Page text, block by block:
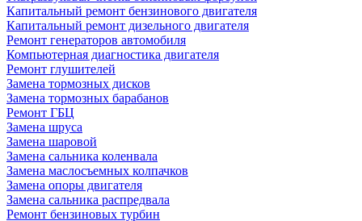
Капитальный ремонт бензинового двигателя
Капитальный ремонт дизельного двигателя
Ремонт генераторов автомобиля
Компьютерная диагностика двигателя
Ремонт глушителей
Замена тормозных дисков
Замена тормозных барабанов
Ремонт ГБЦ
Замена шруса
Замена шаровой
Замена сальника коленвала
Замена маслосъемных колпачков
Замена опоры двигателя
Замена сальника распредвала
Ремонт бензиновых турбин